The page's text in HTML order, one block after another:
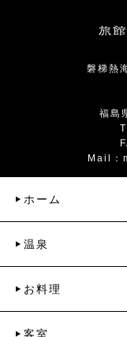
磐梯熱
福島
Mail：
ホーム
温泉
お料理
客室